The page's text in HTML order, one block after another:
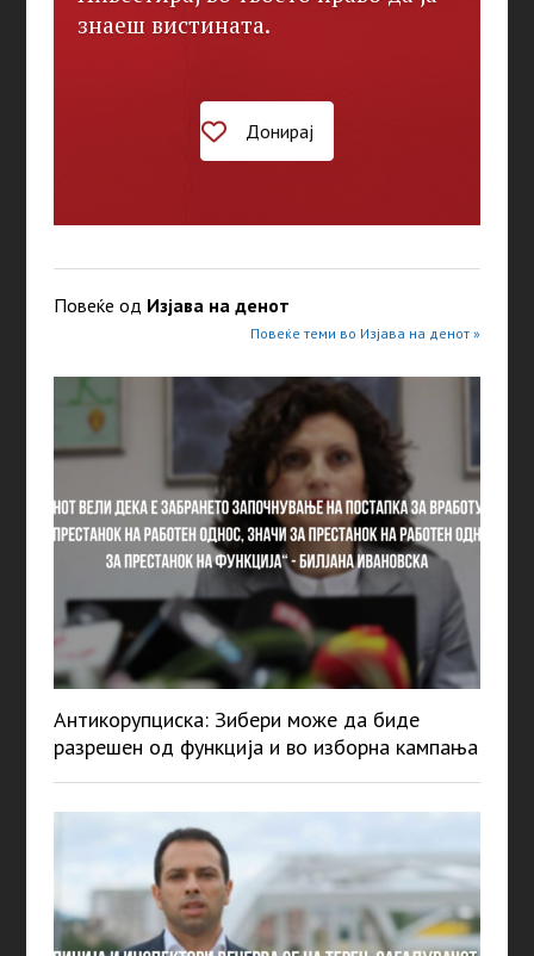
знаеш вистината.
Донирај
Повеќе од Изјава на денот
Повеќе теми во Изјава на денот »
Антикорупциска: Зибери може да биде
разрешен од функција и во изборна кампања